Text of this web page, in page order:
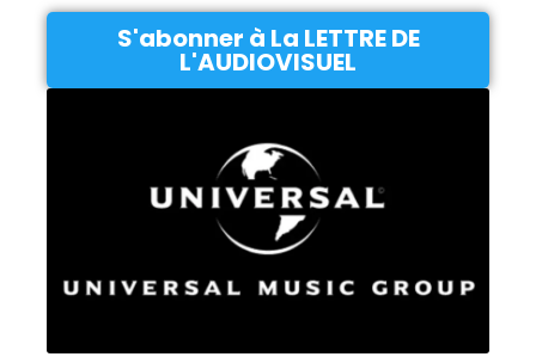
S'abonner à La LETTRE DE
L'AUDIOVISUEL